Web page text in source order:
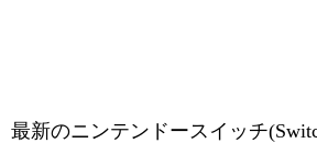
最新のニンテンドースイッチ